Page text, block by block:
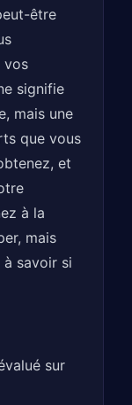
être
vos
signifie
mais une
que vous
et
à la
mais
savoir si
sur